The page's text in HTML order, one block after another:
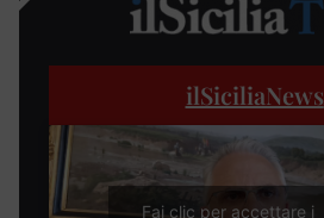
ilSiciliaNews
Fai clic per accettare i